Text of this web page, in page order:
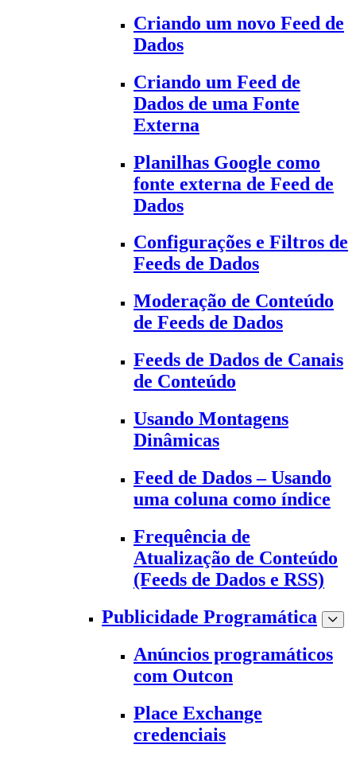
Criando um novo Feed de
Dados
Criando um Feed de
Dados de uma Fonte
Externa
Planilhas Google como
fonte externa de Feed de
Dados
Configurações e Filtros de
Feeds de Dados
Moderação de Conteúdo
de Feeds de Dados
Feeds de Dados de Canais
de Conteúdo
Usando Montagens
Dinâmicas
Feed de Dados – Usando
uma coluna como índice
Frequência de
Atualização de Conteúdo
(Feeds de Dados e RSS)
Publicidade Programática
Anúncios programáticos
com Outcon
Place Exchange
credenciais